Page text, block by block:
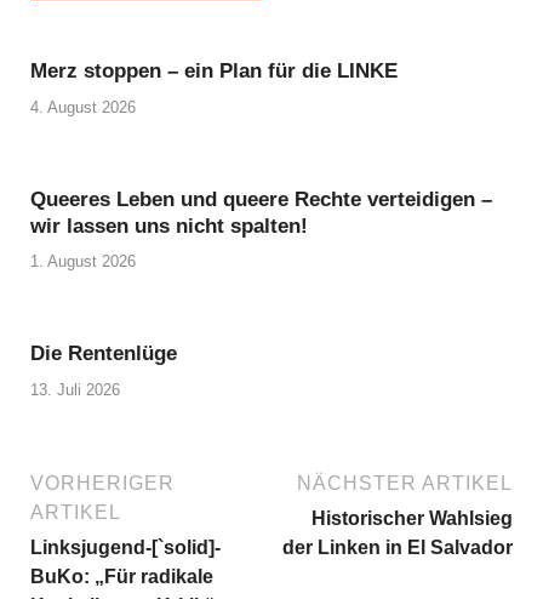
Merz stoppen – ein Plan für die LINKE
4. August 2026
Queeres Leben und queere Rechte verteidigen –
wir lassen uns nicht spalten!
1. August 2026
Die Rentenlüge
13. Juli 2026
VORHERIGER
ARTIKEL
Linksjugend-[`solid]-
BuKo: „Für radikale
NÄCHSTER ARTIKEL
Historischer Wahlsieg
der Linken in El Salvador